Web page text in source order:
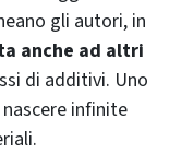
gli autori, in
anche ad altri
di additivi. Uno
infinite